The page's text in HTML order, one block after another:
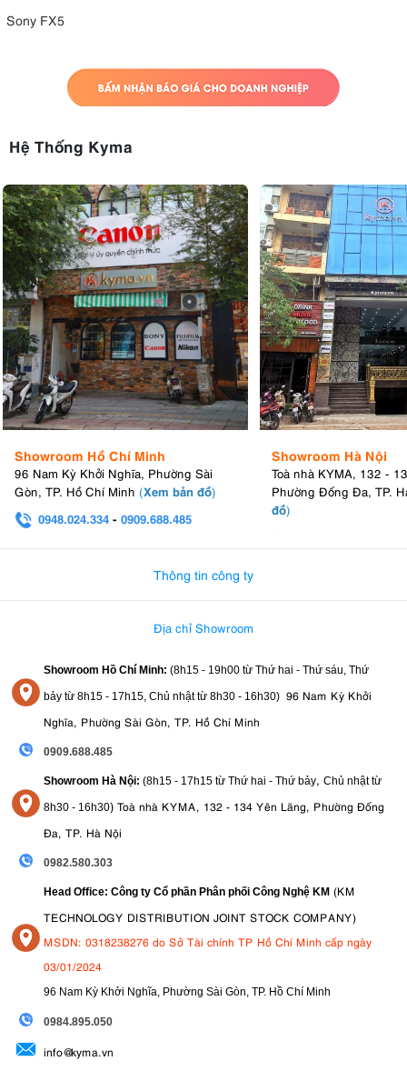
Sony FX5
Hệ Thống Kyma
Showroom Hồ Chí Minh
96 Nam Kỳ Khởi Nghĩa, Phường Sài
Gòn, TP. Hồ Chí Minh (Xem bản đồ)
0948.024.334 - 0909.688.485
Showroom Hà Nội
Toà nhà KYMA, 132 -
Phường Đống Đa, TP.
đồ)
Thông tin công ty
Địa chỉ Showroom
Showroom Hồ Chí Minh: (8h15 - 19h00 từ Thứ hai - Thứ sáu, Thứ
bảy từ 8h15 - 17h15, Chủ nhật từ 8h30 - 16h30) 96 Nam Kỳ Khởi
Nghĩa, Phường Sài Gòn, TP. Hồ Chí Minh
0909.688.485
Showroom Hà Nội: (8h15 - 17h15 từ Thứ hai - Thứ bảy, Chủ nhật từ
8h30 - 16h30) Toà nhà KYMA, 132 - 134 Yên Lãng, Phường Đống
Đa, TP. Hà Nội
0982.580.303
Head Office: Công ty Cổ phần Phân phối Công Nghệ KM (KM
TECHNOLOGY DISTRIBUTION JOINT STOCK COMPANY)
MSDN: 0318238276 do Sở Tài chính TP Hồ Chí Minh cấp ngày
03/01/2024
96 Nam Kỳ Khởi Nghĩa, Phường Sài Gòn, TP. Hồ Chí Minh
0984.895.050
info@kyma.vn